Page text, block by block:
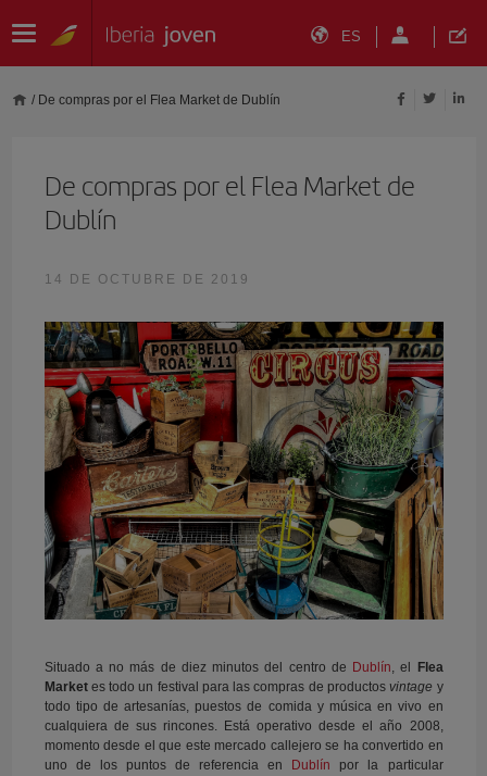
ES
/ De compras por el Flea Market de Dublín
De compras por el Flea Market de
Dublín
14 DE OCTUBRE DE 2019
Situado a no más de diez minutos del centro de Dublín, el
Flea
Marketes todo un festival para las compras de productosvintage y
todo tipo de artesanías, puestos de comida y música en vivo en
cualquiera de sus rincones. Está operativo desde el año 2008,
momento desde el que este mercado callejero se ha convertido en
uno de los puntos de referencia en
Dublín por la particular